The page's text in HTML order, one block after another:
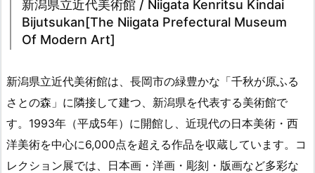
新潟県立近代美術館 / Niigata Kenritsu Kindai
Bijutsukan[The Niigata Prefectural Museum
Of Modern Art]
新潟県立近代美術館は、長岡市の緑豊かな「千秋が原ふる
さとの森」に隣接して建つ、新潟県を代表する美術館で
す。1993年（平成5年）に開館し、近現代の日本美術・西
洋美術を中心に6,000点を超える作品を収蔵しています。コ
レクション展では、日本画・洋画・彫刻・版画など多彩な